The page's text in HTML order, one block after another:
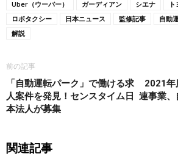
Uber（ウーバー） ガーディアン シエナ
ロボタクシー
日本ニュース 監修記事 自動
解説
前の記事
「自動運転パーク」で働ける求
人案件を発見！センスタイム日
本法人が募集
2021年
連事業、
関連記事